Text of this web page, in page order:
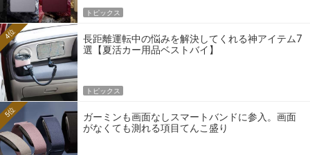
トピックス
長距離運転中の悩みを解決してくれる神アイテム7
選【夏活カー用品ベストバイ】
4位
トピックス
ガーミンも画面なしスマートバンドに参入。画面
がなくても測れる項目てんこ盛り
5位